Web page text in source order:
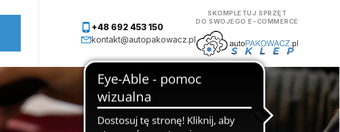
+48 692 453 150
kontakt@autopakowacz.pl
SKOMPLETUJ SPRZĘT
DO SWOJEGO E-COMMERCE